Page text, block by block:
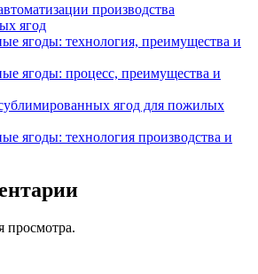
производства
ягод
ягоды: технология, преимущества и
ягоды: процесс, преимущества и
ягод для пожилых
ягоды: технология производства и
просмотра.